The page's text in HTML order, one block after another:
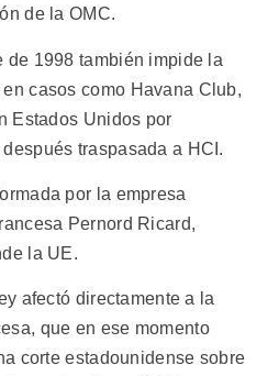
de la OMC.
de 1998 también impide la
casos como Havana Club,
Estados Unidos por
traspasada a HCI.
por la empresa
Pernord Ricard,
la UE.
afectó directamente a la
que en ese momento
corte estadounidense sobre